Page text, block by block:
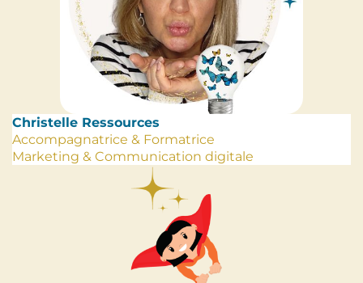
Christelle Ressources
Accompagnatrice & Formatrice
Marketing & Communication digitale